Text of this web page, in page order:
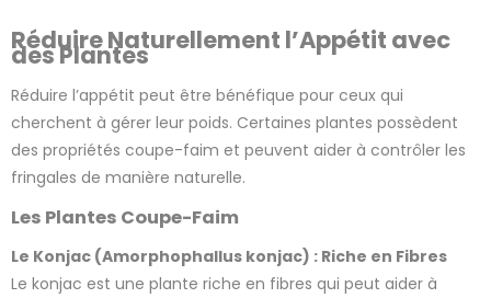
Réduire Naturellement l’Appétit avec
des Plantes
Réduire l’appétit peut être bénéfique pour ceux qui
cherchent à gérer leur poids. Certaines plantes possèdent
des propriétés coupe-faim et peuvent aider à contrôler les
fringales de manière naturelle.
Les Plantes Coupe-Faim
Le Konjac (Amorphophallus konjac) : Riche en Fibres
Le konjac est une plante riche en fibres qui peut aider à